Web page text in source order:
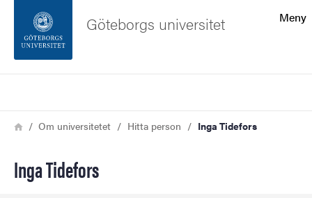
Sidfoten
Meny
Göteborgs universitet
Länkstig
HemOm universitetet Hitta person Inga Tidefors
Inga Tidefors